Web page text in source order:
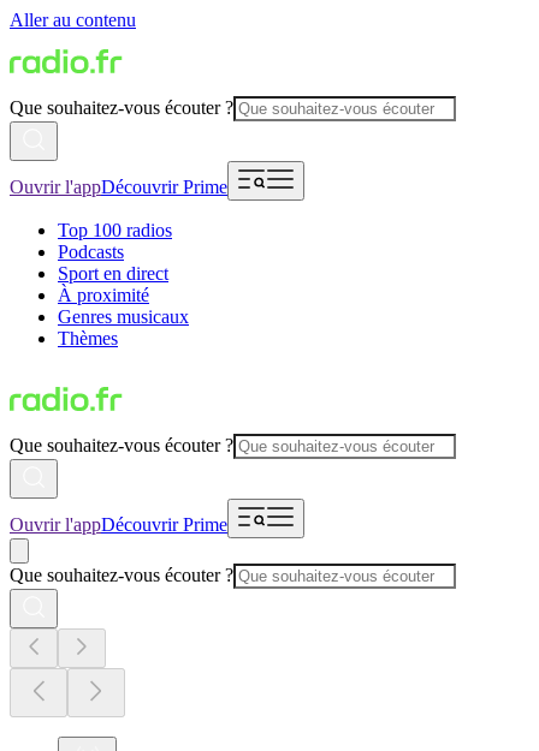
Aller au contenu
Que souhaitez-vous écouter ?
Ouvrir l'appDécouvrir Prime
Top 100 radios
Podcasts
Sport en direct
À proximité
Genres musicaux
Thèmes
Que souhaitez-vous écouter ?
Ouvrir l'appDécouvrir Prime
Que souhaitez-vous écouter ?